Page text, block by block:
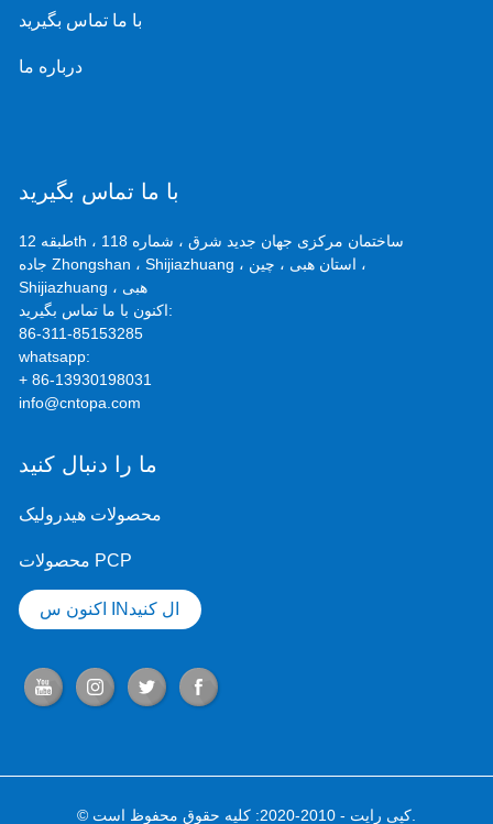
با ما تماس بگیرید
درباره ما
با ما تماس بگیرید
طبقه 12th ، ساختمان مرکزی جهان جدید شرق ، شماره 118
جاده Zhongshan ، Shijiazhuang ، استان هبی ، چین ،
Shijiazhuang ، هبی
اکنون با ما تماس بگیرید:
86-311-85153285
whatsapp:
+ 86-13930198031
info@cntopa.com
ما را دنبال کنید
محصولات هیدرولیک
محصولات PCP
اکنون س INال کنید
© کپی رایت - 2010-2020: کلیه حقوق محفوظ است.